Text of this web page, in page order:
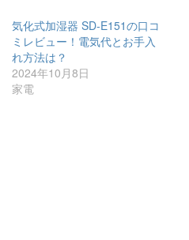
気化式加湿器 SD-E151の口コ
ミレビュー！電気代とお手入
れ方法は？
2024年10月8日
家電